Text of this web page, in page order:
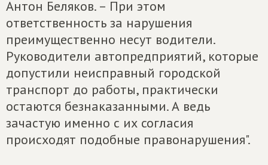
Антон Беляков. – При этом
ответственность за нарушения
преимущественно несут водители.
Руководители автопредприятий, которые
допустили неисправный городской
транспорт до работы, практически
остаются безнаказанными. А ведь
зачастую именно с их согласия
происходят подобные правонарушения".